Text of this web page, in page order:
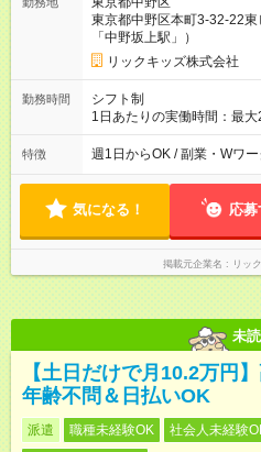
東京都中野区本町3-32-22
「中野坂上駅」）
リックキッズ株式会社
勤務時間
シフト制
1日あたりの実働時間：最
特徴 週1日からOK / 副業・Wワ
気になる！ 応募
掲載元企業名 リッ
未読
【土日だけで月10.2万円
年齢不問＆日払いOK
派遣 職種未経験OK 社会人未経験